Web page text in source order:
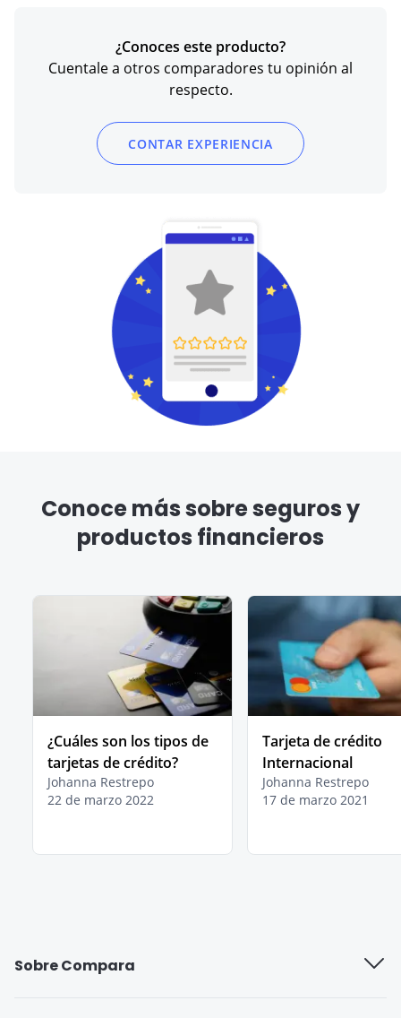
¿Conoces este producto?
Cuentale a otros comparadores tu opinión al
respecto.
CONTAR EXPERIENCIA
Conoce más sobre seguros y
productos financieros
¿Cuáles son los tipos de
tarjetas de crédito?
Johanna Restrepo
22 de marzo 2022
Tarjeta de crédito
Internacional
Johanna Restrepo
17 de marzo 2021
Sobre Compara